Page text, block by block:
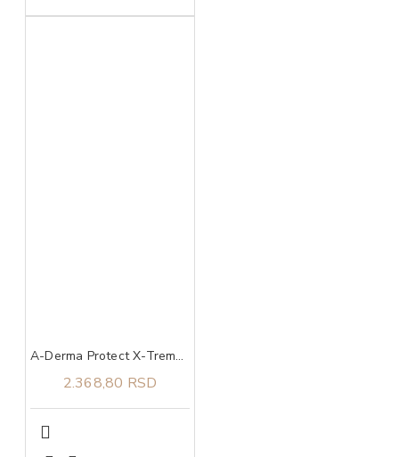
A-Derma Protect X-Treme stik za zaštitu osetljive kože SPF 50+ 8 g
2.368,80 RSD